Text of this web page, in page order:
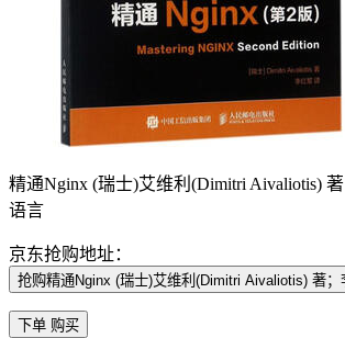
精通Nginx (瑞士)艾维利(Dimitri Aivaliotis)
语言
京东抢购地址：
抢购精通Nginx (瑞士)艾维利(Dimitri Aivaliotis) 著
下单 购买